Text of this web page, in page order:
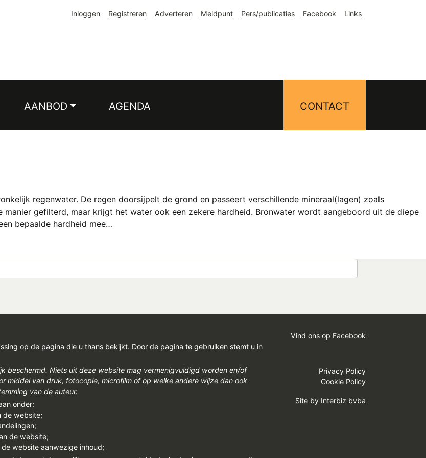
Inloggen Registreren Adverteren Meldpunt Pers/publicaties Facebook Links
AANBOD AGENDA CONTACT
regenwater. De regen doorsijpelt de grond en passeert verschillende mineraal(lagen) zoals
gefilterd, maar krijgt het water ook een zekere hardheid. Bronwater wordt aangeboord uit de diepe
bepaalde hardheid mee…
op de pagina die u thans bekijkt. Door de pagina te gebruiken stemt u in
beschermd. Niets uit deze website mag vermenigvuldigd worden en/of
middel van druk, fotocopie, microfilm of op welke andere wijze dan ook
van de auteur.
onder:
de website;
de website;
website aanwezige inhoud;
Vind ons op Facebook
Privacy Policy
Cookie Policy
Site by Interbiz bvba